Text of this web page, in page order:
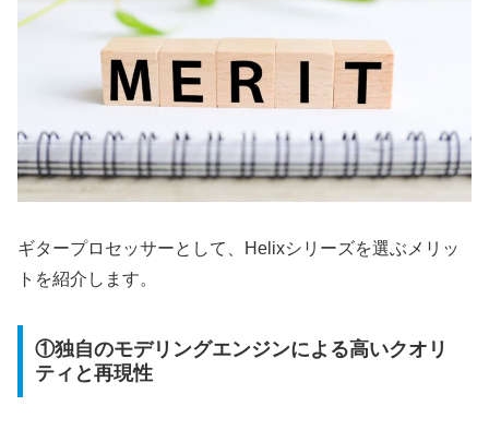
ギタープロセッサーとして、Helixシリーズを選ぶメリッ
トを紹介します。
①独自のモデリングエンジンによる高いクオリ
ティと再現性